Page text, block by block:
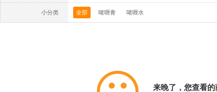
小分类 全部 啫喱膏 啫喱水
来晚了，您查看